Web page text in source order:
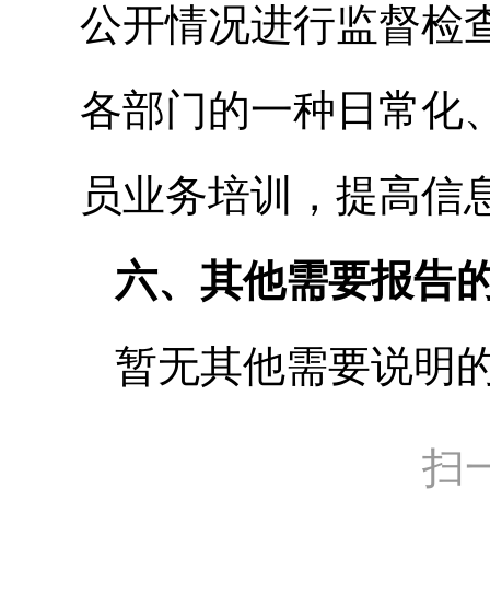
公开情况进行监督检
各部门的一种日常化
员业务培训，提高信
六、其他需要报告
暂无其他需要说明
扫